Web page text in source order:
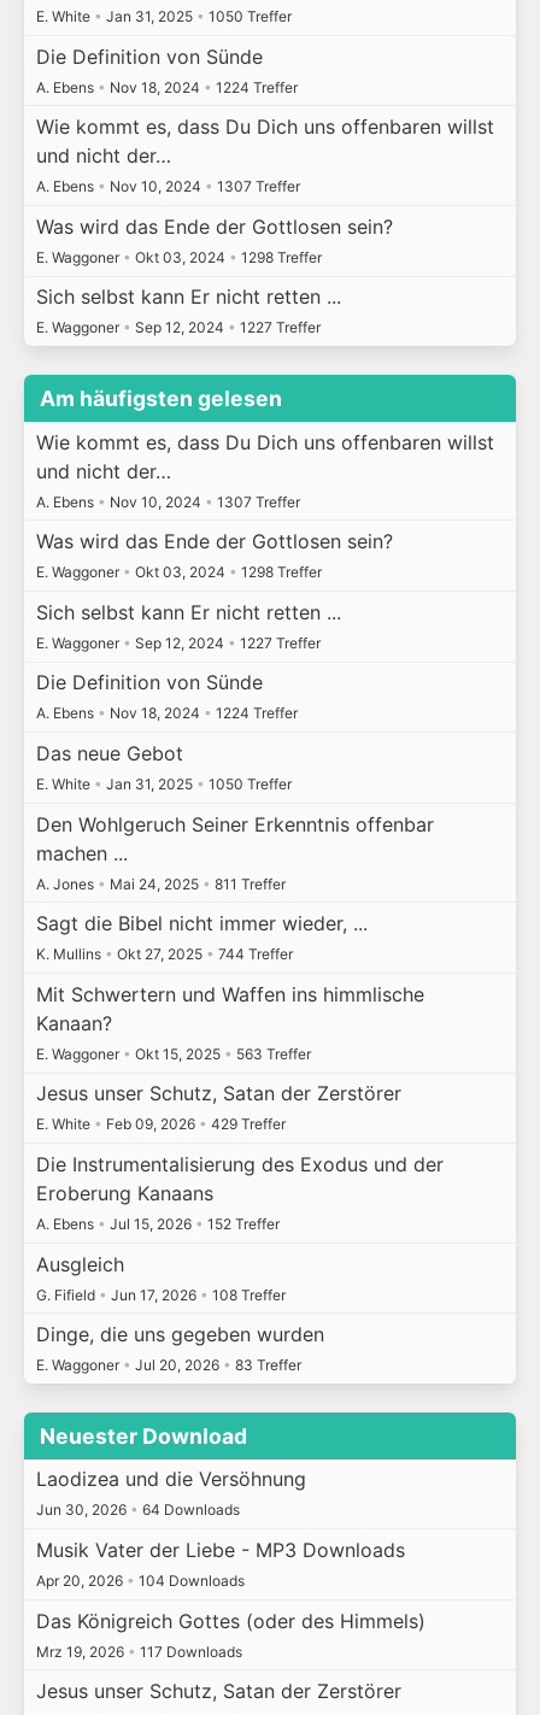
E. White • Jan 31, 2025 • 1050 Treffer
Die Definition von Sünde
A. Ebens • Nov 18, 2024 • 1224 Treffer
Wie kommt es, dass Du Dich uns offenbaren willst
und nicht der…
A. Ebens • Nov 10, 2024 • 1307 Treffer
Was wird das Ende der Gottlosen sein?
E. Waggoner • Okt 03, 2024 • 1298 Treffer
Sich selbst kann Er nicht retten ...
E. Waggoner • Sep 12, 2024 • 1227 Treffer
Am häufigsten gelesen
Wie kommt es, dass Du Dich uns offenbaren willst
und nicht der…
A. Ebens • Nov 10, 2024 • 1307 Treffer
Was wird das Ende der Gottlosen sein?
E. Waggoner • Okt 03, 2024 • 1298 Treffer
Sich selbst kann Er nicht retten ...
E. Waggoner • Sep 12, 2024 • 1227 Treffer
Die Definition von Sünde
A. Ebens • Nov 18, 2024 • 1224 Treffer
Das neue Gebot
E. White • Jan 31, 2025 • 1050 Treffer
Den Wohlgeruch Seiner Erkenntnis offenbar
machen ...
A. Jones • Mai 24, 2025 • 811 Treffer
Sagt die Bibel nicht immer wieder, ...
K. Mullins • Okt 27, 2025 • 744 Treffer
Mit Schwertern und Waffen ins himmlische
Kanaan?
E. Waggoner • Okt 15, 2025 • 563 Treffer
Jesus unser Schutz, Satan der Zerstörer
E. White • Feb 09, 2026 • 429 Treffer
Die Instrumentalisierung des Exodus und der
Eroberung Kanaans
A. Ebens • Jul 15, 2026 • 152 Treffer
Ausgleich
G. Fifield • Jun 17, 2026 • 108 Treffer
Dinge, die uns gegeben wurden
E. Waggoner • Jul 20, 2026 • 83 Treffer
Neuester Download
Laodizea und die Versöhnung
Jun 30, 2026 • 64 Downloads
Musik Vater der Liebe - MP3 Downloads
Apr 20, 2026 • 104 Downloads
Das Königreich Gottes (oder des Himmels)
Mrz 19, 2026 • 117 Downloads
Jesus unser Schutz, Satan der Zerstörer